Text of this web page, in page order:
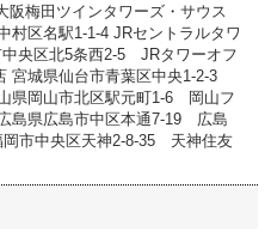
阪梅田ツインタワーズ・サウス
村区名駅1-1-4 JRセントラルタワ
央区北5条西2-5 JRタワーオフ
宮城県仙台市青葉区中央1-2-3
県岡山市北区駅元町1-6 岡山フ
島県広島市中区本通7-19 広島
岡市中央区天神2-8-35 天神住友